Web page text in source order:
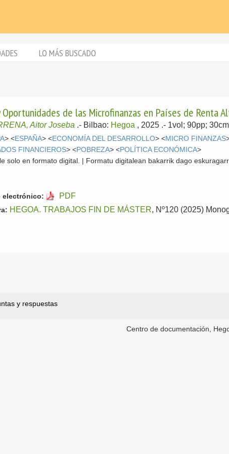
LO MÁS BUSCADO
Oportunidades de las Microfinanzas en Países de Renta
Aitor Joseba .- Bilbao: Hegoa , 2025 .- 1vol; 90pp;
> <ESPAÑA> <ECONOMÍA DEL DESARROLLO> <MICRO FINANZAS
FINANCIEROS> <POBREZA> <POLÍTICA ECONÓMICA>
solo en formato digital. | Formatu digitalean bakarrik dago
electrónico: PDF
HEGOA. TRABAJOS FIN DE MÁSTER, Nº120 (2025)
y respuestas
Centro de documentación,